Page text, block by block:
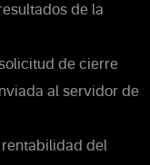
de la
de cierre
al servidor de
rentabilidad del